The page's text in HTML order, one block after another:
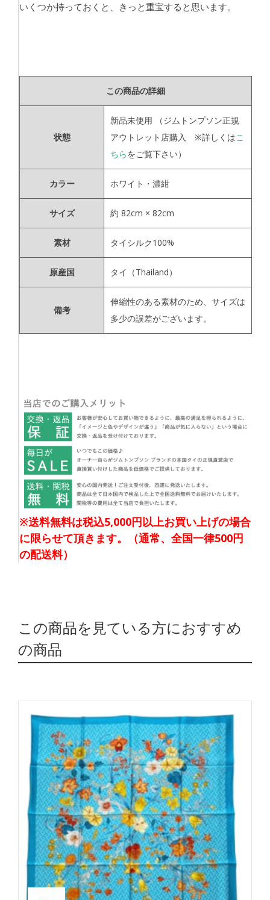
いくつか持っておくと、きっと重宝すると思います。
この商品の詳細
状態
新品未使用
（ジムトンプソン正規
アウトレット店購入 ※詳しくはこ
ちらをご覧下さい）
カラー ホワイト・濃紺
サイズ 約 82cm × 82cm
素材 タイシルク100%
原産国 タイ（Thailand）
備考
伸縮性のある素材のため、サイズは
多少の誤差がございます。
※送料無料は税込5,000円以上お買い上げの場合
に限らせて頂きます。（通常、全国一律500円
の配送料）
この商品を見ている方におすすめ
の商品